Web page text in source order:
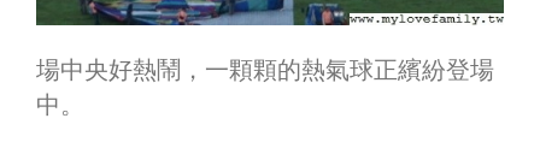
場中央好熱鬧，一顆顆的熱氣球正繽紛登場
中。